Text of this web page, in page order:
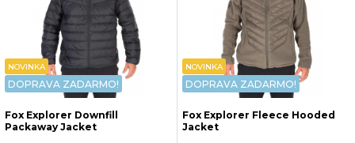
NOVINKA
DOPRAVA ZADARMO!
Fox Explorer Downfill
Packaway Jacket
NOVINKA
DOPRAVA ZADARMO!
Fox Explorer Fleece Hooded
Jacket